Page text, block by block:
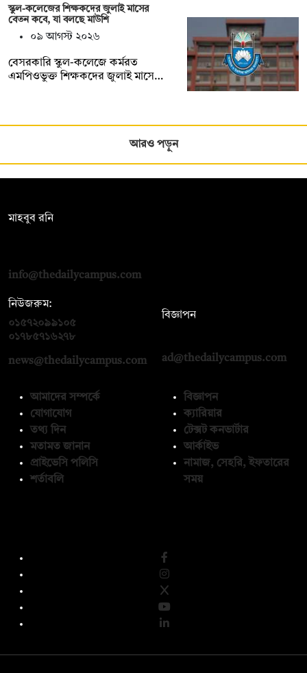
স্কুল-কলেজের শিক্ষকদের জুলাই মাসের
বেতন কবে, যা বলছে মাউশি
০৯ আগস্ট ২০২৬
বেসরকারি স্কুল-কলেজে কর্মরত
এমপিওভুক্ত শিক্ষকদের জুলাই মাসে…
আরও পড়ুন
মাহবুব রনি
info@thedailycampus.com
নিউজরুম:
০১৫৭২০৯৯১০৫
০১৭৮৫৭১৬২৭৮
news@thedailycampus.com
বিজ্ঞাপন
ad@thedailycampus.com
আমাদের সম্পর্কে
যোগাযোগ
তথ্য দিন
মতামত জানান
প্রাইভেসি পলিসি
শর্তাবলি
বিজ্ঞাপন
ক্যারিয়ার
টেক্সট কনভার্টার
আর্কাইভ
নামাজ, সেহরি, ইফতারের
সময়